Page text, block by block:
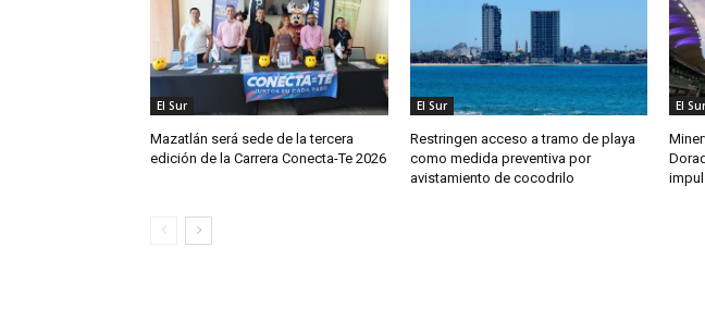
El Sur
Mazatlán será sede de la tercera
edición de la Carrera Conecta-Te 2026
El Sur
Restringen acceso a tramo de playa
como medida preventiva por
avistamiento de cocodrilo
El